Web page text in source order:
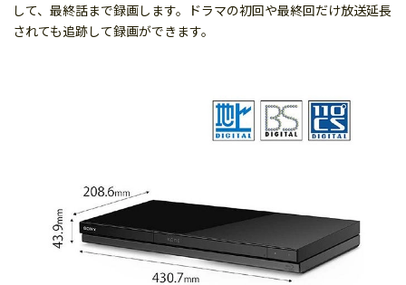
して、最終話まで録画します。ドラマの初回や最終回だけ放送延長
されても追跡して録画ができます。